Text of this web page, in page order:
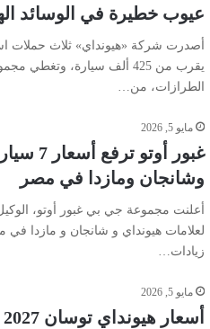
عيوب خطيرة في الوسائد
أصدرت شركة «هيونداي» ثلاث حملات
يقرب من 425 ألف سيارة،
الطرازات، من…
مايو 5, 2026
غبور
وشانجان ومازدا في مصر
أعلنت مجموعة جي بي غبور أوتو،
لعلامات هيونداي و شانجان و مازدا
زيادات…
مايو 5, 2026
أسعار هيونداي توسان 2027 في مصر